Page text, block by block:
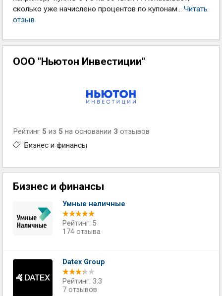
сколько уже начислено процентов по купонам... Читать
отзыв
ООО "Ньютон Инвестиции"
Рейтинг 5 из 5 на основании 3 отзывов
Бизнес и финансы
Бизнес и финансы
Умные наличные
Рейтинг: 5
174 отзыва
Datex Group
Рейтинг: 3.3
7 отзывов